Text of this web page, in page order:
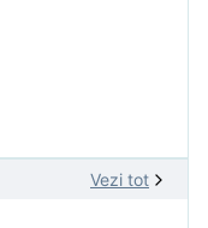
Vezi tot